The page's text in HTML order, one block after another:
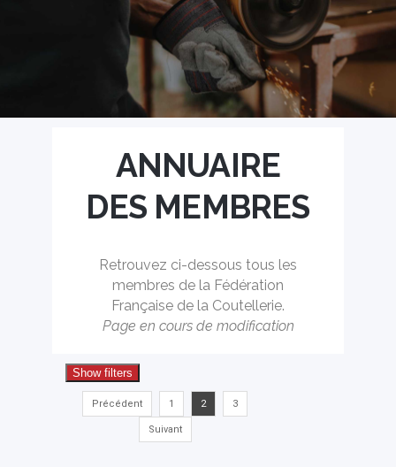
ANNUAIRE
DES MEMBRES
Retrouvez ci-dessous tous les
membres de la Fédération
Française de la Coutellerie.
Page en cours de modification
Précédent 1 2 3
Suivant